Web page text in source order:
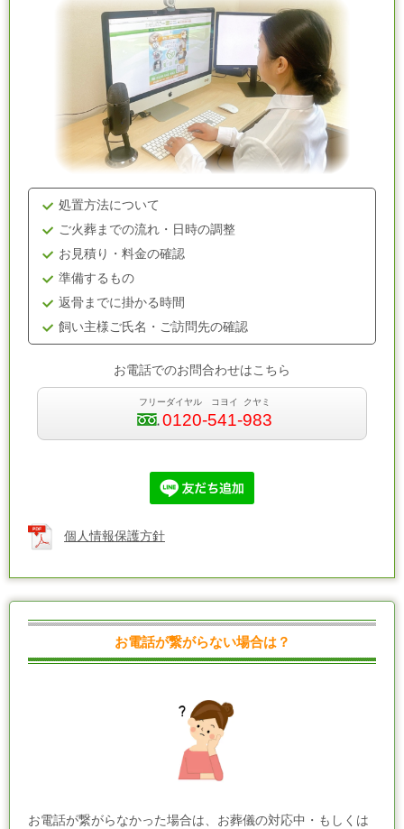
処置方法について
ご火葬までの流れ・日時の調整
お見積り・料金の確認
準備するもの
返骨までに掛かる時間
飼い主様ご氏名・ご訪問先の確認
お電話でのお問合わせはこちら
フリーダイヤル コヨイ クヤミ
0120-541-983
個人情報保護方針
お電話が繋がらない場合は？
お電話が繋がらなかった場合は、お葬儀の対応中・もしくは